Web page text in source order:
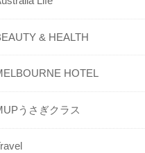
& HEALTH
HOTEL
うさぎクラス